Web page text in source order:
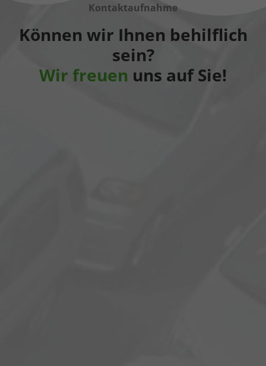
Kontaktaufnahme
Können wir Ihnen behilflich
sein?
Wir freuen uns auf Sie!